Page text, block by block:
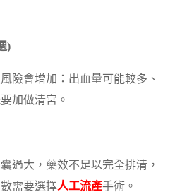
)
險會增加：出血量可能較多、
加做清宮。
過大，藥效不足以完全排清，
需要選擇人工流產手術。